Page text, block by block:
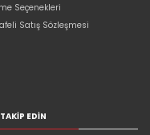
Seçenekleri
Satış Sözleşmesi
EDIN